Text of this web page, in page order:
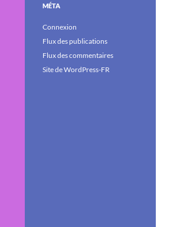
MÉTA
Connexion
Flux des publications
Flux des commentaires
Site de WordPress-FR